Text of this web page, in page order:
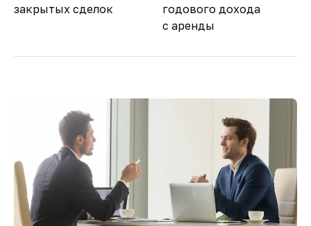
закрытых сделок
годового дохода
с аренды